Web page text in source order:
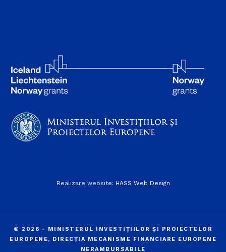
Realizare website: HASS Web Design
© 2026 - MINISTERUL INVESTIȚIILOR ȘI PROIECTELOR
EUROPENE, DIRECȚIA MECANISME FINANCIARE EUROPENE
NERAMBURSABILE